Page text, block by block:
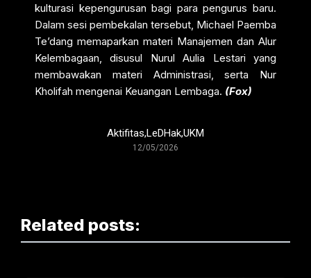
kulturasi kepengurusan bagi para pengurus baru.
Dalam sesi pembekalan tersebut, Michael Paemba
Te’dang memaparkan materi Manajemen dan Alur
Kelembagaan, disusul Nurul Aulia Lestari yang
membawakan materi Administrasi, serta Nur
Kholifah mengenai Keuangan Lembaga. (Fox)
Aktifitas,LeDHak,UKM
12/05/2026
Related posts: